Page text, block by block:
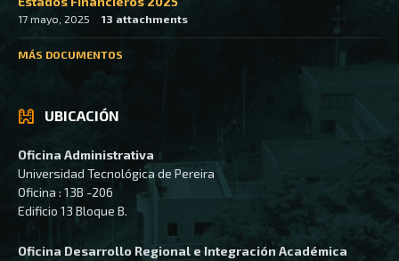
17 mayo, 2025 13 attachments
MÁS DOCUMENTOS
UBICACIÓN
Oficina Administrativa
Universidad Tecnológica de Pereira
Oficina : 13B -206
Edificio 13 Bloque B.
Oficina Desarrollo Regional e Integración Académica